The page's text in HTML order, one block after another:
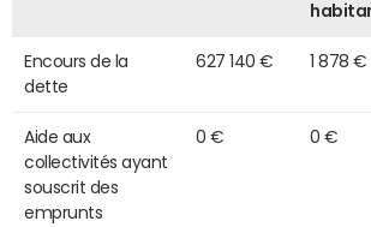
Encours de la
dette
627 140 € 1 878 €
Aide aux
collectivités ayant
souscrit des
emprunts
0 € 0 €